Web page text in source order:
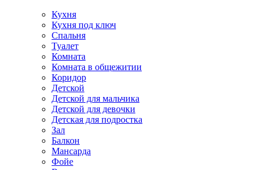
Кухня
Кухня под ключ
Спальня
Туалет
Комната
Комната в общежитии
Коридор
Детской
Детской для мальчика
Детской для девочки
Детская для подростка
Зал
Балкон
Мансарда
Фойе